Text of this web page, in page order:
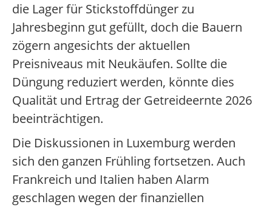
die Lager für Stickstoffdünger zu
Jahresbeginn gut gefüllt, doch die Bauern
zögern angesichts der aktuellen
Preisniveaus mit Neukäufen. Sollte die
Düngung reduziert werden, könnte dies
Qualität und Ertrag der Getreideernte 2026
beeinträchtigen.
Die Diskussionen in Luxemburg werden
sich den ganzen Frühling fortsetzen. Auch
Frankreich und Italien haben Alarm
geschlagen wegen der finanziellen